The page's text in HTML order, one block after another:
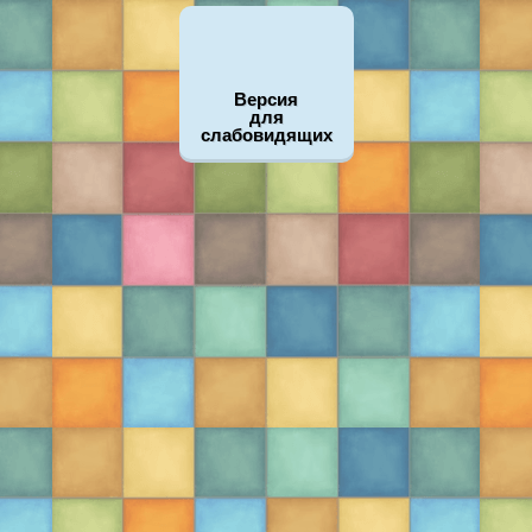
Версия
для
слабовидящих